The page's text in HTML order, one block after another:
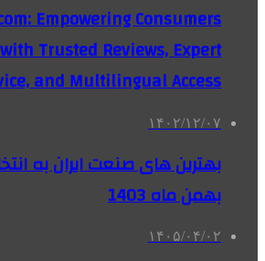
Empowering Consumers
Trusted Reviews, Expert
and Multilingual Access
۱۴۰۲/۱۲/۰۷
بهترین های صنعت ایران به
بهمن ماه 1403
۱۴۰۵/۰۴/۰۲